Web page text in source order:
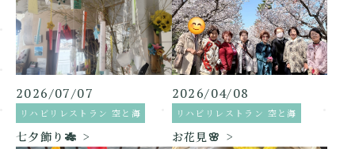
2026/07/07
リハビリレストラン 空と海
七夕飾り🎋
2026/04/08
リハビリレストラン 空と海
お花見🌸